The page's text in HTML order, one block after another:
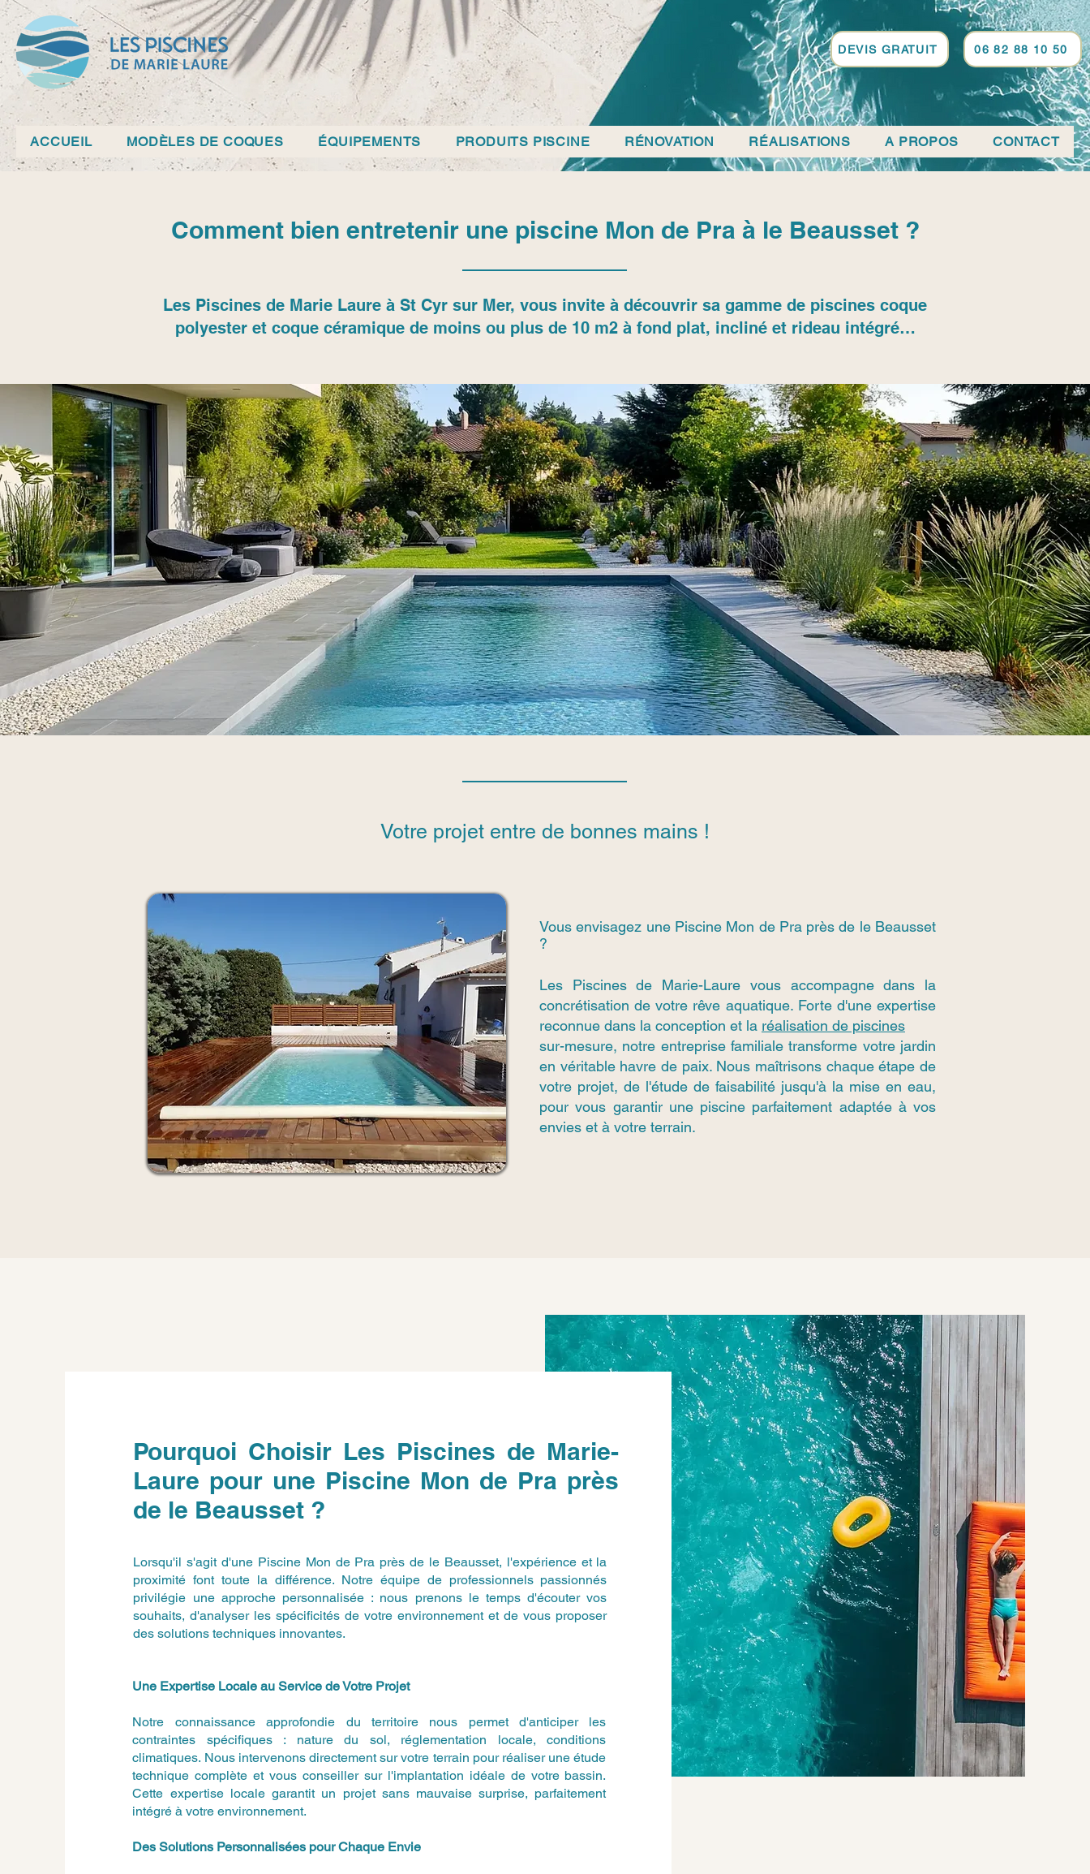
ACCUEIL MODÈLES DE COQUES ÉQUIPEMENTS PRODUITS PISCINE RÉNOVATION RÉALISATIONS A PROPOS CONTACT
DEVIS GRATUIT 06 82 88 10 50
Comment bien entretenir une piscine Mon de Pra à le Beausset ?
Les Piscines de Marie Laure à St Cyr sur Mer, vous invite à découvrir sa gamme de piscines coque
polyester et coque céramique de moins ou plus de 10 m2 à fond plat, incliné et rideau intégré…
Votre projet entre de bonnes mains !
Vous envisagez une Piscine Mon de Pra près de le Beausset
?
Les Piscines de Marie-Laure vous accompagne dans la
concrétisation de votre rêve aquatique. Forte d'une expertise
reconnue dans la conception et la réalisation de piscines
sur-mesure, notre entreprise familiale transforme votre jardin
en véritable havre de paix. Nous maîtrisons chaque étape de
votre projet, de l'étude de faisabilité jusqu'à la mise en eau,
pour vous garantir une piscine parfaitement adaptée à vos
envies et à votre terrain.
Pourquoi Choisir Les Piscines de Marie-
Laure pour une Piscine Mon de Pra près
de le Beausset ?
Lorsqu'il s'agit d'une Piscine Mon de Pra près de le Beausset, l'expérience et la
proximité font toute la différence. Notre équipe de professionnels passionnés
privilégie une approche personnalisée : nous prenons le temps d'écouter vos
souhaits, d'analyser les spécificités de votre environnement et de vous proposer
des solutions techniques innovantes.
Une Expertise Locale au Service de Votre Projet
Notre connaissance approfondie du territoire nous permet d'anticiper les
contraintes spécifiques : nature du sol, réglementation locale, conditions
climatiques. Nous intervenons directement sur votre terrain pour réaliser une étude
technique complète et vous conseiller sur l'implantation idéale de votre bassin.
Cette expertise locale garantit un projet sans mauvaise surprise, parfaitement
intégré à votre environnement.
Des Solutions Personnalisées pour Chaque Envie